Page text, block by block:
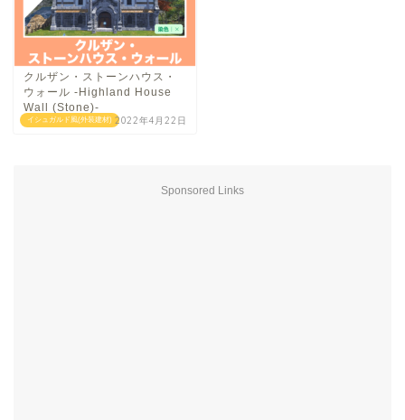
イシュガルド風(外装建材)
クルザン・ストーンハウス・
ウォール -Highland House
Wall (Stone)-
2022年4月22日
Sponsored Links